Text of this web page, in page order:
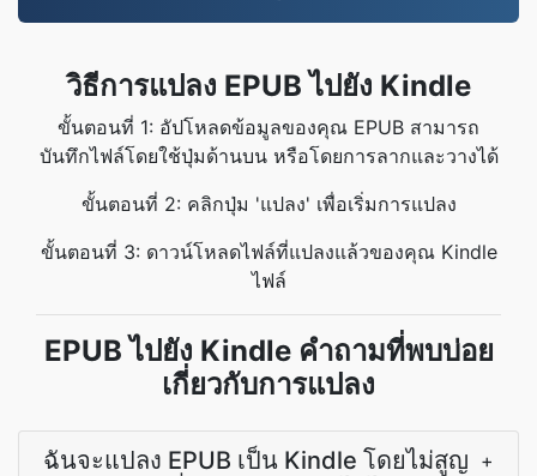
วิธีการแปลง EPUB ไปยัง Kindle
ขั้นตอนที่ 1: อัปโหลดข้อมูลของคุณ EPUB สามารถ
บันทึกไฟล์โดยใช้ปุ่มด้านบน หรือโดยการลากและวางได้
ขั้นตอนที่ 2: คลิกปุ่ม 'แปลง' เพื่อเริ่มการแปลง
ขั้นตอนที่ 3: ดาวน์โหลดไฟล์ที่แปลงแล้วของคุณ Kindle
ไฟล์
EPUB ไปยัง Kindle คำถามที่พบบ่อย
เกี่ยวกับการแปลง
ฉันจะแปลง EPUB เป็น Kindle โดยไม่สูญ +